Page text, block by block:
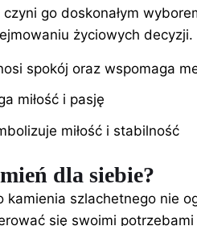
czyni go doskonałym
życiowych decyzji.
spokój oraz wspomaga
miłość i pasję
miłość i stabilność
dla siebie?
kamienia szlachetnego nie
się swoimi